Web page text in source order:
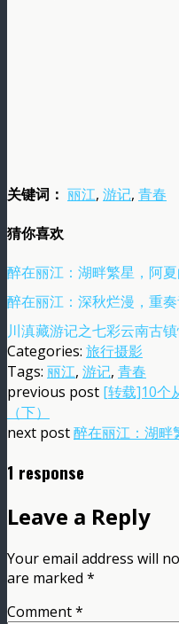
关键词： 丽江, 游记, 青春
猜你喜欢
醉在丽江：湖畔繁星，阿
醉在丽江：深秋烂漫，重
川滇藏游记之七彩云南古
Categories: 旅行摄影
Tags: 丽江, 游记, 青春
previous post [转载]10个
（下）
next post醉在丽江：湖畔
1 response
Leave a Reply
Your email address will
are marked *
Comment*